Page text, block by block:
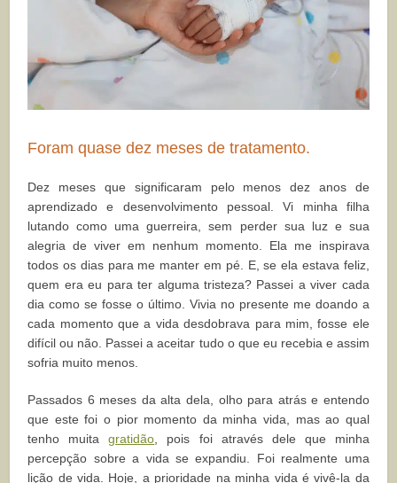
Foram quase dez meses de tratamento.
Dez meses que significaram pelo menos dez anos de
aprendizado e desenvolvimento pessoal. Vi minha filha
lutando como uma guerreira, sem perder sua luz e sua
alegria de viver em nenhum momento. Ela me inspirava
todos os dias para me manter em pé. E, se ela estava feliz,
quem era eu para ter alguma tristeza? Passei a viver cada
dia como se fosse o último. Vivia no presente me doando a
cada momento que a vida desdobrava para mim, fosse ele
difícil ou não. Passei a aceitar tudo o que eu recebia e assim
sofria muito menos.
Passados 6 meses da alta dela, olho para atrás e entendo
que este foi o pior momento da minha vida, mas ao qual
tenho muitagratidão , pois foi através dele que minha
percepção sobre a vida se expandiu. Foi realmente uma
lição de vida. Hoje, a prioridade na minha vida é vivê-la da